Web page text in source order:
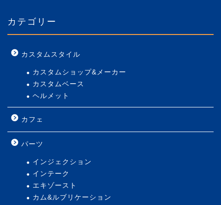
カテゴリー
カスタムスタイル
カスタムショップ&メーカー
カスタムベース
ヘルメット
カフェ
パーツ
インジェクション
インテーク
エキゾースト
カム&ルブリケーション